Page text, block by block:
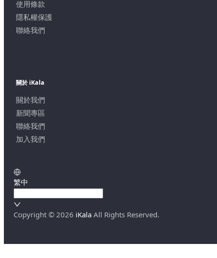
使用條款
隱私權保護
聯絡我們
關於 iKala
關於我們
新聞專區
聯絡我們
加入我們
繁中
Copyright © 2026 iKala All Rights Reserved.